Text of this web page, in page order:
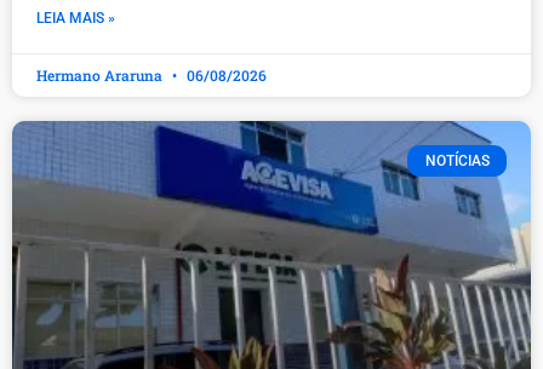
LEIA MAIS »
Hermano Araruna 06/08/2026
NOTÍCIAS